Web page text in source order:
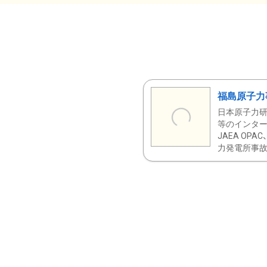
福島原子
日本原子力
等のインタ
JAEA OPAC
力発電所事